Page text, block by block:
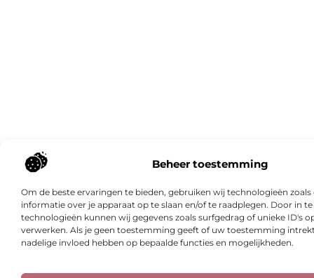
Beheer toestemming
Om de beste ervaringen te bieden, gebruiken wij technologieën
informatie over je apparaat op te slaan en/of te raadplegen. Door in
technologieën kunnen wij gegevens zoals surfgedrag of unieke ID's
verwerken. Als je geen toestemming geeft of uw toestemming
nadelige invloed hebben op bepaalde functies en mogelijkheden.